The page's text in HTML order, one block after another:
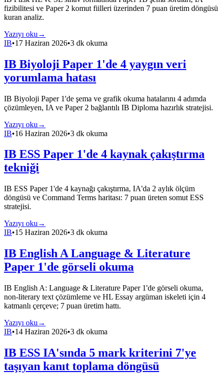
fizibilitesi ve Paper 2 komut fiilleri üzerinden 7 puan üretim döngüsü
kuran analiz.
Yazıyı oku →
IB•17 Haziran 2026•3 dk okuma
IB Biyoloji Paper 1'de 4 yaygın veri
yorumlama hatası
IB Biyoloji Paper 1'de şema ve grafik okuma hatalarını 4 adımda
çözümleyen, IA ve Paper 2 bağlantılı IB Diploma hazırlık stratejisi.
Yazıyı oku →
IB•16 Haziran 2026•3 dk okuma
IB ESS Paper 1'de 4 kaynak çakıştırma
tekniği
IB ESS Paper 1'de 4 kaynağı çakıştırma, IA'da 2 aylık ölçüm
döngüsü ve Command Terms haritası: 7 puan üreten somut ESS
stratejisi.
Yazıyı oku →
IB•15 Haziran 2026•3 dk okuma
IB English A Language & Literature
Paper 1'de görseli okuma
IB English A: Language & Literature Paper 1'de görseli okuma,
non-literary text çözümleme ve HL Essay argüman iskeleti için 4
katmanlı çerçeve; 7 puan üretim hattı.
Yazıyı oku →
IB•14 Haziran 2026•3 dk okuma
IB ESS IA'sında 5 mark kriterini 7'ye
taşıyan kanıt toplama döngüsü